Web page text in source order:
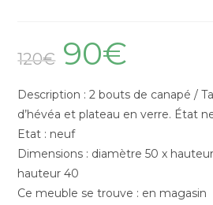
120€ 90€
Description : 2 bouts de canapé /
d’hévéa et plateau en verre. État
Etat : neuf
Dimensions : diamètre 50 x
hauteur 40
Ce meuble se trouve : en magasin